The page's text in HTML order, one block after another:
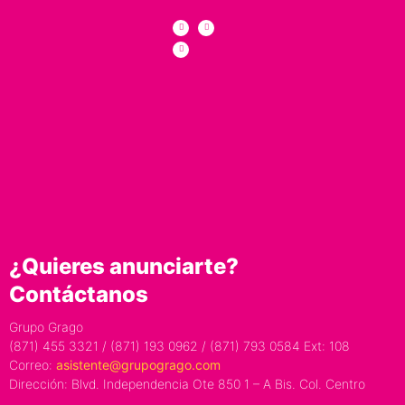
¿Quieres anunciarte?
Contáctanos
Grupo Grago
(871) 455 3321 / (871) 193 0962 / (871) 793 0584 Ext: 108
Correo: asistente@grupogrago.com
Dirección: Blvd. Independencia Ote 850 1 – A Bis. Col. Centro